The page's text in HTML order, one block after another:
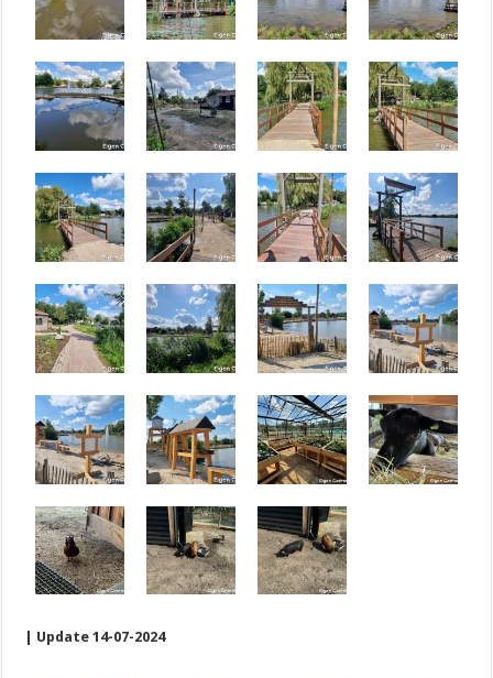
| Update 14-07-2024